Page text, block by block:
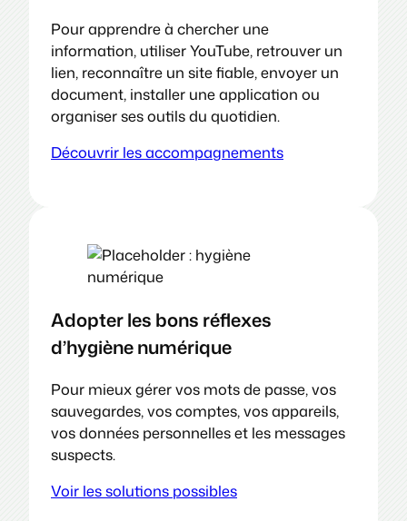
Pour apprendre à chercher une
information, utiliser YouTube, retrouver un
lien, reconnaître un site fiable, envoyer un
document, installer une application ou
organiser ses outils du quotidien.
Découvrir les accompagnements
Adopter les bons réflexes
d’hygiène numérique
Pour mieux gérer vos mots de passe, vos
sauvegardes, vos comptes, vos appareils,
vos données personnelles et les messages
suspects.
Voir les solutions possibles